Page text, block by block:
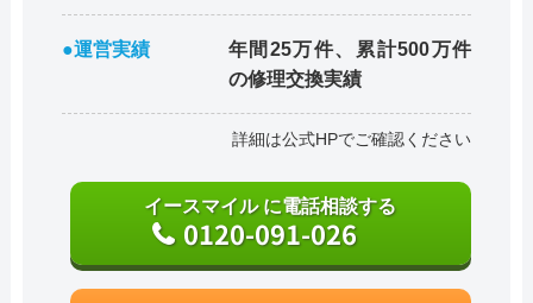
●運営実績
年間25万件、累計500万件
の修理交換実績
詳細は公式HPでご確認ください
イースマイル に電話相談する
0120-091-026